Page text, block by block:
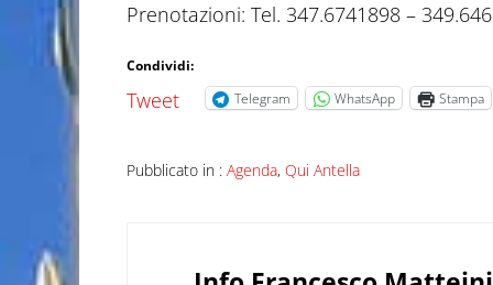
Prenotazioni: Tel. 347.6741898 –
Condividi:
Tweet Telegram WhatsApp Stampa
Pubblicato in : Agenda, Qui Antella